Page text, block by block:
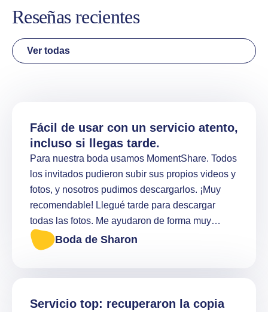
Reseñas recientes
Fácil de usar con un servicio atento,
incluso si llegas tarde.
Para nuestra boda usamos MomentShare. Todos
los invitados pudieron subir sus propios videos y
fotos, y nosotros pudimos descargarlos. ¡Muy
recomendable! Llegué tarde para descargar
todas las fotos. Me ayudaron de forma muy
amable.Boda de Sharon
Servicio top: recuperaron la copia